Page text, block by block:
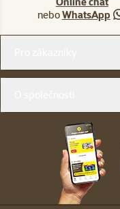
neboWhatsApp